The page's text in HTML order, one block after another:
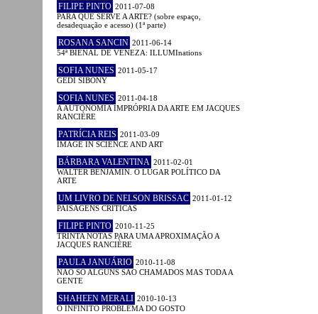
FILIPE PINTO 2011-07-08
PARA QUE SERVE A ARTE? (sobre espaço,
desadequação e acesso) (1ª parte)
ROSANA SANCIN 2011-06-14
54ª BIENAL DE VENEZA: ILLUMInations
SOFIA NUNES 2011-05-17
GEDI SIBONY
SOFIA NUNES 2011-04-18
A AUTONOMIA IMPRÓPRIA DA ARTE EM JACQUES
RANCIÈRE
PATRÍCIA REIS 2011-03-09
IMAGE IN SCIENCE AND ART
BÁRBARA VALENTINA 2011-02-01
WALTER BENJAMIN. O LUGAR POLÍTICO DA
ARTE
UM LIVRO DE NELSON BRISSAC 2011-01-12
PAISAGENS CRÍTICAS
FILIPE PINTO 2010-11-25
TRINTA NOTAS PARA UMA APROXIMAÇÃO A
JACQUES RANCIÈRE
PAULA JANUÁRIO 2010-11-08
NÃO SÓ ALGUNS SÃO CHAMADOS MAS TODA A
GENTE
SHAHEEN MERALI 2010-10-13
O INFINITO PROBLEMA DO GOSTO